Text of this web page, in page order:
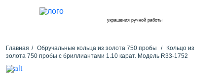
украшения ручной работы
Главная Обручальные кольца из золота 750 пробы
Кольцо из
золота 750 пробы с бриллиантами 1.10 карат. Модель R33-1752